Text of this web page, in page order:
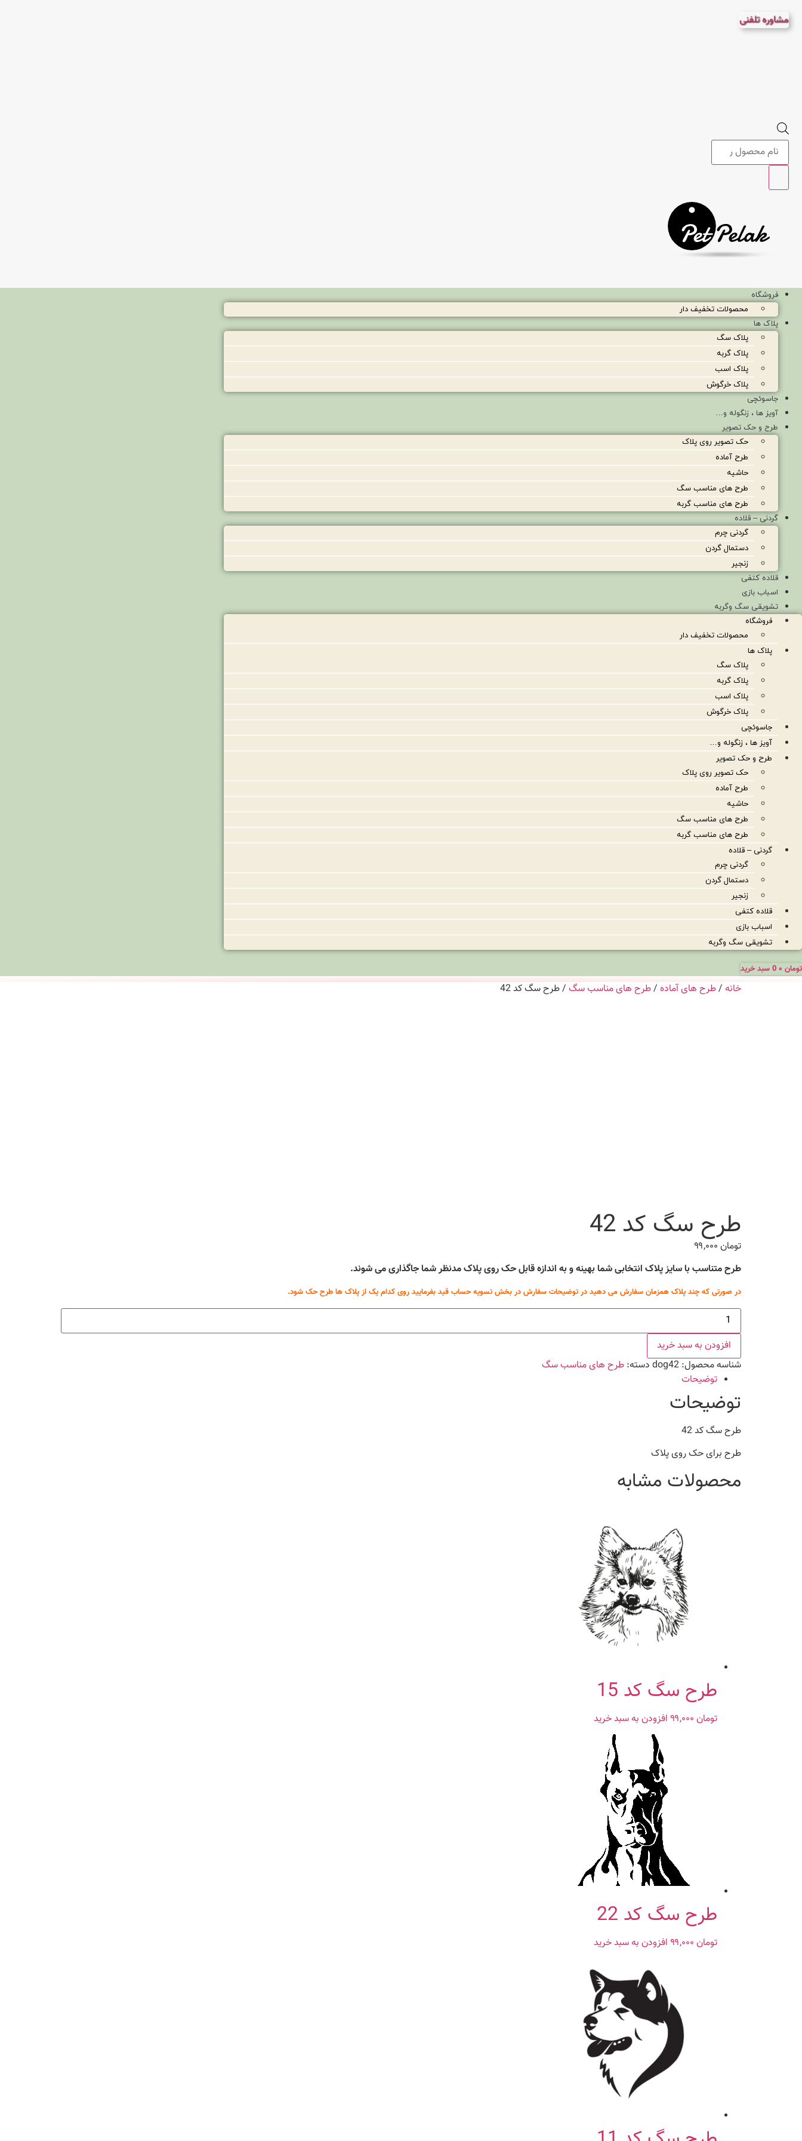
محتوا
مشاوره تلفنی
Products
search
فروشگاه
محصولات تخفیف دار
پلاک ها
پلاک سگ
پلاک گربه
پلاک اسب
پلاک خرگوش
جاسوئچی
آویز ها ، زنگوله و…
طرح و حک تصویر
حک تصویر روی پلاک
طرح آماده
حاشیه
طرح های مناسب سگ
طرح های مناسب گربه
گردنی – قلاده
گردنی چرم
دستمال گردن
زنجیر
قلاده کتفی
اسباب بازی
تشویقی سگ وگربه
فروشگاه
محصولات تخفیف دار
پلاک ها
پلاک سگ
پلاک گربه
پلاک اسب
پلاک خرگوش
جاسوئچی
آویز ها ، زنگوله و…
طرح و حک تصویر
حک تصویر روی پلاک
طرح آماده
حاشیه
طرح های مناسب سگ
طرح های مناسب گربه
گردنی – قلاده
گردنی چرم
دستمال گردن
زنجیر
قلاده کتفی
اسباب بازی
تشویقی سگ وگربه
تومان 0 سبد خرید
خانه /طرح های آماده /طرح های مناسب سگ / طرح سگ کد 42
طرح سگ کد 42
تومان
طرح متناسب با سایز پلاک انتخابی شما بهینه و به اندازه قابل حک روی پلاک مدنظر شما جاگذاری می شوند.
در صورتی که چند پلاک همزمان سفارش می دهید در توضیحات سفارش در بخش تسویه حساب قید بفرمایید روی کدام یک از پلاک ها طرح حک شود.
طرح
سگ
کد
عددافزودن به سبد خرید
شناسه محصول: dog42 دسته: طرح های مناسب سگ
توضیحات
توضیحات
طرح سگ کد 42
طرح برای حک روی پلاک
محصولات مشابه
طرح سگ کد 15
تومان افزودن به سبد خرید
طرح سگ کد 22
تومان افزودن به سبد خرید